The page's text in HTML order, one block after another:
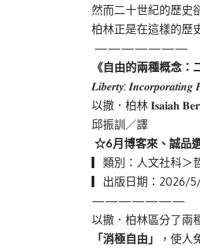
然而二十世紀的歷史
柏林正是在這樣的歷
———————
《自由的兩種概念
𝑳𝒊𝒃𝒆𝒓𝒕𝒚:𝑰𝒏𝒄𝒐𝒓𝒑𝒐𝒓𝒂𝒕𝒊𝒏𝒈
以撒．柏林 𝐈𝐬𝐚𝐢𝐚𝐡
邱振訓／譯
☆6月博客來、誠品
▎類別：人文社科＞
▎出版日期： 2026/
———————
以撒．柏林區分了兩
「消極自由」
，使人